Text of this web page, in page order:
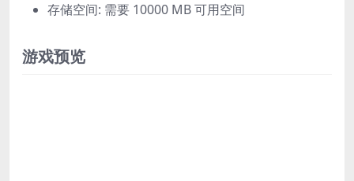
存储空间: 需要 10000 MB 可用空间
游戏预览